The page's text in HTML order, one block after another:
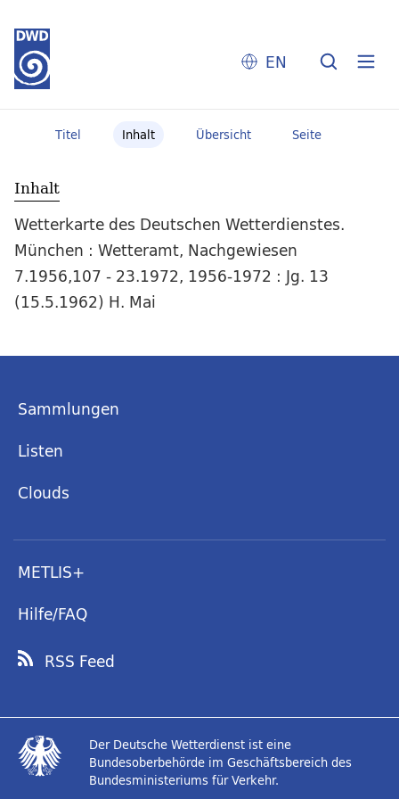
EN
Titel Inhalt Übersicht Seite
Inhalt
Wetterkarte des Deutschen Wetterdienstes.
München : Wetteramt, Nachgewiesen
7.1956,107 - 23.1972, 1956-1972 : Jg. 13
(15.5.1962) H. Mai
Sammlungen
Listen
Clouds
METLIS+
Hilfe/FAQ
RSS Feed
Der Deutsche Wetterdienst ist eine
Bundesoberbehörde im Geschäftsbereich des
Bundesministeriums für Verkehr.